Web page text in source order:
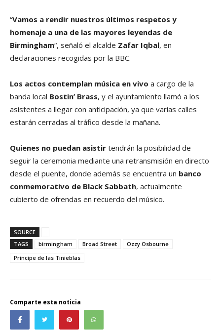
“Vamos a rendir nuestros últimos respetos y
homenaje a una de las mayores leyendas de
Birmingham“, señaló el alcalde Zafar Iqbal, en
declaraciones recogidas por la BBC.
Los actos contemplan música en vivo a cargo de la
banda local Bostin’ Brass, y el ayuntamiento llamó a los
asistentes a llegar con anticipación, ya que varias calles
estarán cerradas al tráfico desde la mañana.
Quienes no puedan asistir tendrán la posibilidad de
seguir la ceremonia mediante una retransmisión en directo
desde el puente, donde además se encuentra un banco
conmemorativo de Black Sabbath, actualmente
cubierto de ofrendas en recuerdo del músico.
SOURCE
TAGS
birmingham Broad Street
Ozzy Osbourne
Principe de las Tinieblas
Comparte esta noticia